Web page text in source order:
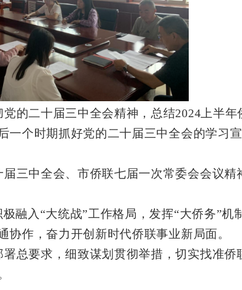
的二十届三中全会精神，总结2024上半
个时期抓好党的二十届三中全会的学习
三中全会、市侨联七届一次常委会会议精
融入“大统战”工作格局，发挥“大侨务”机
作，奋力开创新时代侨联事业新局面。
总要求，细致谋划贯彻举措，切实找准侨